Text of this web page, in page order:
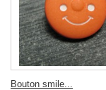
Bouton smile...